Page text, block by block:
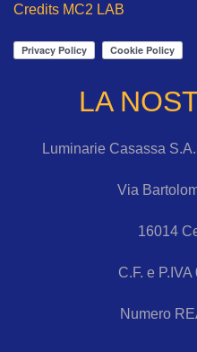
Credits MC2 LAB
LA
Luminarie Casassa
Via
16014
C.F. e
Numero